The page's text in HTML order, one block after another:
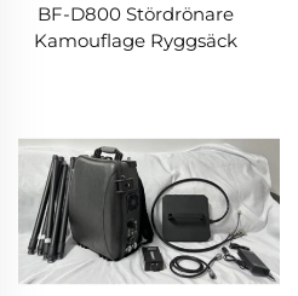
BF-D800 Stördrönare
Kamouflage Ryggsäck